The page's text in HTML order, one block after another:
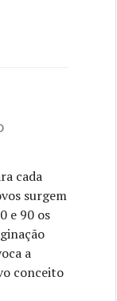
cada
surgem
e 90 os
a
conceito